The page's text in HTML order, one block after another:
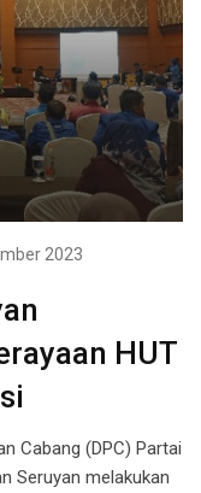
2023
HUT
Cabang (DPC) Partai
Seruyan melakukan